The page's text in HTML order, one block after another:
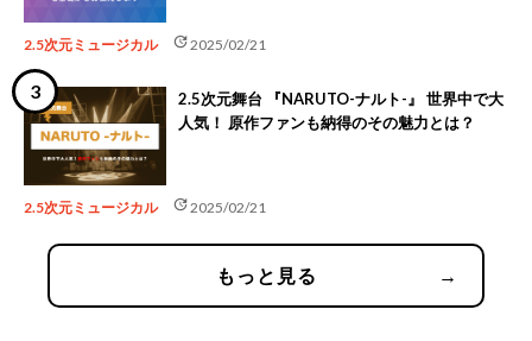
2.5次元ミュージカル update2025/02/21
2.5次元舞台 『NARUTO-ナルト-』 世界中で大
人気！ 原作ファンも納得のその魅力とは？
2.5次元ミュージカル update2025/02/21
もっと見る →